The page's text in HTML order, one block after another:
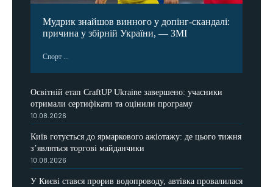
Мудрик знайшов винного у допінг-скандалі:
причина у збірній України, — ЗМІ
Спорт ...
Освітній етап CraftUP Ukraine завершено: учасники
отримали сертифікати та оцінили програму
10.08.2026
Київ готується до ярмаркового ажіотажу: де цього тижня
з’являться торгові майданчики
10.08.2026
У Києві стався прорив водопроводу, автівка провалилася